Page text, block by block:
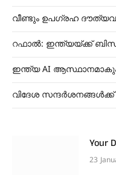
വീണ്ടും ഉപഗ്രഹ
റഫാൽ: ഇന്ത്യയ്ക്ക്
ഇന്ത്യ AI
വിദേശ സന്ദർശനങ്ങൾക്ക്
Your
23